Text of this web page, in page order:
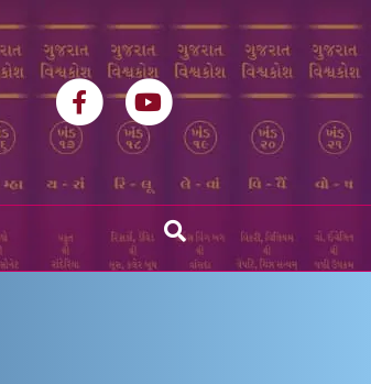
FacebookYoutube